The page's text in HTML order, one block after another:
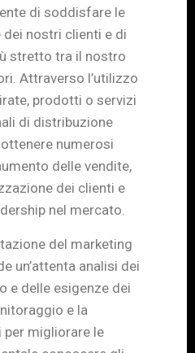
di soddisfare le
nostri clienti e di
stretto tra il nostro
Attraverso l’utilizzo
prodotti o servizi
di distribuzione
numerosi
delle vendite,
dei clienti e
nel mercato.
del marketing
un’attenta analisi dei
e delle esigenze dei
e la
per migliorare le